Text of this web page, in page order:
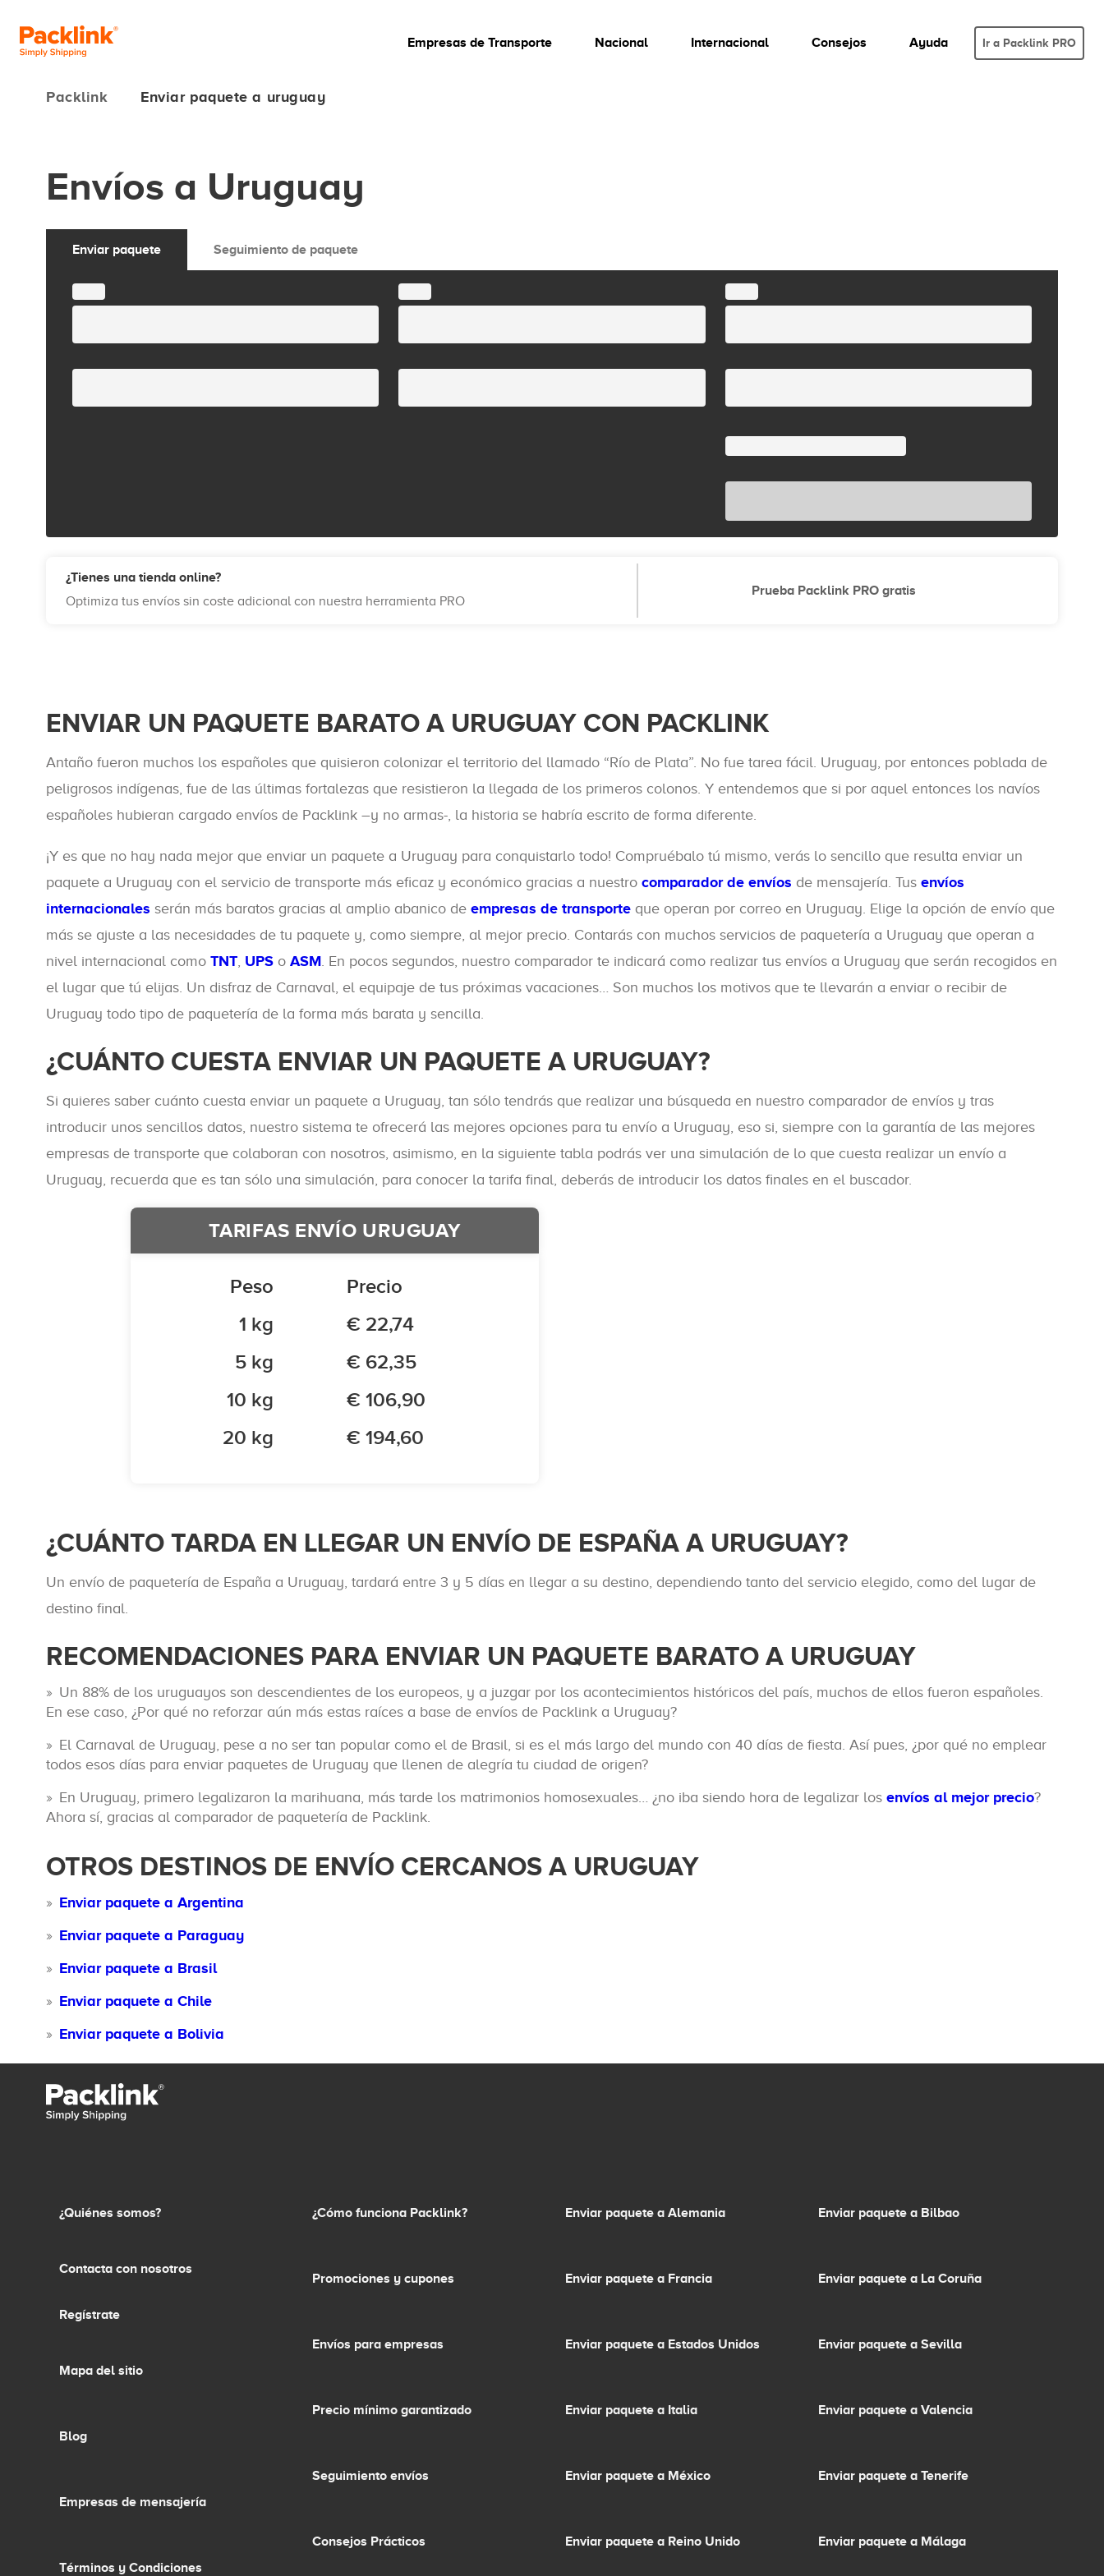
Empresas de Transporte Nacional Internacional Consejos Ayuda Ir a Packlink PRO
Packlink Enviar paquete a uruguay
Envíos a Uruguay
Enviar paquete Seguimiento de paquete
¿Tienes una tienda online?
Optimiza tus envíos sin coste adicional con nuestra herramienta PRO
Prueba Packlink PRO gratis
ENVIAR UN PAQUETE BARATO A URUGUAY CON PACKLINK
Antaño fueron muchos los españoles que quisieron colonizar el territorio del llamado “Río de Plata”. No fue tarea fácil. Uruguay, por entonces poblada de
peligrosos indígenas, fue de las últimas fortalezas que resistieron la llegada de los primeros colonos. Y entendemos que si por aquel entonces los navíos
españoles hubieran cargado envíos de Packlink –y no armas-, la historia se habría escrito de forma diferente.
¡Y es que no hay nada mejor que enviar un paquete a Uruguay para conquistarlo todo! Compruébalo tú mismo, verás lo sencillo que resulta enviar un
paquete a Uruguay con el servicio de transporte más eficaz y económico gracias a nuestro comparador de envíos de mensajería. Tus envíos
internacionales serán más baratos gracias al amplio abanico de empresas de transporte que operan por correo en Uruguay. Elige la opción de envío que
más se ajuste a las necesidades de tu paquete y, como siempre, al mejor precio. Contarás con muchos servicios de paquetería a Uruguay que operan a
nivel internacional como TNT, UPS o ASM. En pocos segundos, nuestro comparador te indicará como realizar tus envíos a Uruguay que serán recogidos en
el lugar que tú elijas. Un disfraz de Carnaval, el equipaje de tus próximas vacaciones… Son muchos los motivos que te llevarán a enviar o recibir de
Uruguay todo tipo de paquetería de la forma más barata y sencilla.
¿CUÁNTO CUESTA ENVIAR UN PAQUETE A URUGUAY?
Si quieres saber cuánto cuesta enviar un paquete a Uruguay, tan sólo tendrás que realizar una búsqueda en nuestro comparador de envíos y tras
introducir unos sencillos datos, nuestro sistema te ofrecerá las mejores opciones para tu envío a Uruguay, eso si, siempre con la garantía de las mejores
empresas de transporte que colaboran con nosotros, asimismo, en la siguiente tabla podrás ver una simulación de lo que cuesta realizar un envío a
Uruguay, recuerda que es tan sólo una simulación, para conocer la tarifa final, deberás de introducir los datos finales en el buscador.
TARIFAS ENVÍO URUGUAY
Peso
Precio
1 kg
€ 22,74
5 kg
€ 62,35
10 kg
€ 106,90
20 kg
€ 194,60
¿CUÁNTO TARDA EN LLEGAR UN ENVÍO DE ESPAÑA A URUGUAY?
Un envío de paquetería de España a Uruguay, tardará entre 3 y 5 días en llegar a su destino, dependiendo tanto del servicio elegido, como del lugar de
destino final.
RECOMENDACIONES PARA ENVIAR UN PAQUETE BARATO A URUGUAY
Un 88% de los uruguayos son descendientes de los europeos, y a juzgar por los acontecimientos históricos del país, muchos de ellos fueron españoles.
En ese caso, ¿Por qué no reforzar aún más estas raíces a base de envíos de Packlink a Uruguay?
El Carnaval de Uruguay, pese a no ser tan popular como el de Brasil, si es el más largo del mundo con 40 días de fiesta. Así pues, ¿por qué no emplear
todos esos días para enviar paquetes de Uruguay que llenen de alegría tu ciudad de origen?
En Uruguay, primero legalizaron la marihuana, más tarde los matrimonios homosexuales… ¿no iba siendo hora de legalizar los envíos al mejor precio?
Ahora sí, gracias al comparador de paquetería de Packlink.
OTROS DESTINOS DE ENVÍO CERCANOS A URUGUAY
Enviar paquete a Argentina
Enviar paquete a Paraguay
Enviar paquete a Brasil
Enviar paquete a Chile
Enviar paquete a Bolivia
¿Quiénes somos?
Contacta con nosotros
Regístrate
Mapa del sitio
Blog
Empresas de mensajería
Términos y Condiciones
¿Cómo funciona Packlink?
Promociones y cupones
Envíos para empresas
Precio mínimo garantizado
Seguimiento envíos
Consejos Prácticos
Enviar paquete a Alemania
Enviar paquete a Francia
Enviar paquete a Estados Unidos
Enviar paquete a Italia
Enviar paquete a México
Enviar paquete a Reino Unido
Enviar paquete a Bilbao
Enviar paquete a La Coruña
Enviar paquete a Sevilla
Enviar paquete a Valencia
Enviar paquete a Tenerife
Enviar paquete a Málaga